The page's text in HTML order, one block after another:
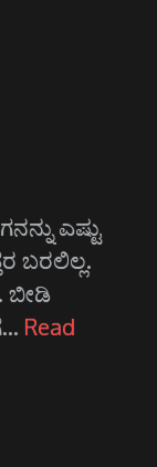
ಎಷ್ಟು
ಬರಲಿಲ್ಲ.
ಬೀಡಿ
Read